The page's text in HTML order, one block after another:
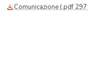
Comunicazione (.pdf 297